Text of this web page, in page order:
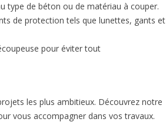
type de béton ou de matériau à couper.
de protection tels que lunettes, gants et
pour éviter tout
les plus ambitieux. Découvrez notre
vous accompagner dans vos travaux.